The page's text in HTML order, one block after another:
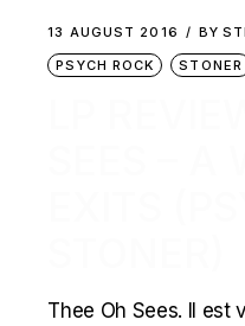
13 AUGUST 2016 BY
PSYCH ROCK
STONER
Thee Oh Sees. Il est